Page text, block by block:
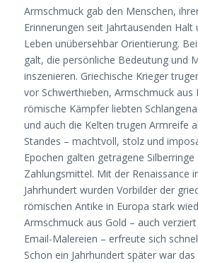
Armschmuck gab den Menschen,
Erinnerungen seit Jahrtausenden
Leben unübersehbar Orientierung.
galt, die persönliche Bedeutung und
inszenieren. Griechische Krieger
vor Schwerthieben, Armschmuck aus
römische Kämpfer liebten
und auch die Kelten trugen Armreife
Standes – machtvoll, stolz und
Epochen galten getragene Silberringe
Zahlungsmittel. Mit der Renaissance
Jahrhundert wurden Vorbilder der
römischen Antike in Europa stark
Armschmuck aus Gold – auch
Email-Malereien – erfreute sich
Schon ein Jahrhundert später war